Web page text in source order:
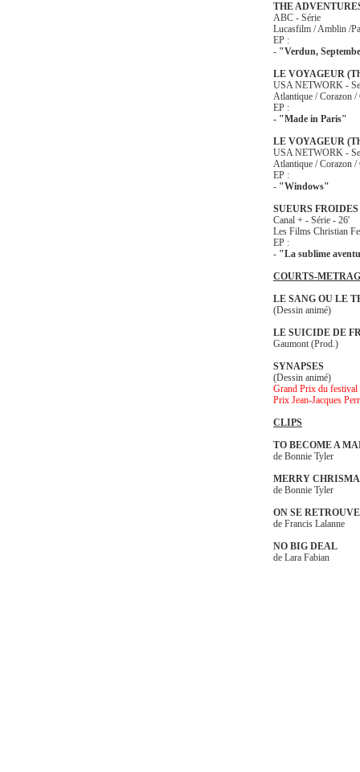
THE
ABC - Série
Lucasfilm / Amblin /
EP :
- "Verdun,
LE VOYAGEUR
USA NETWORK -
Atlantique / Corazon
EP :
- "Made in Paris"
LE VOYAGEUR
USA NETWORK -
Atlantique / Corazon
EP :
- "Windows"
SUEURS FROIDES
Canal + - Série - 26'
Les Films Christian
EP :
- "La sublime
COURTS-
LE SANG OU LE
(Dessin animé)
LE SUICIDE DE
Gaumont (Prod.)
SYNAPSES
(Dessin animé)
Grand Prix du festival
Prix Jean-Jacques
CLIPS
TO BECOME A
de Bonnie Tyler
MERRY
de Bonnie Tyler
ON SE
de Francis Lalanne
NO BIG DEAL
de Lara Fabian